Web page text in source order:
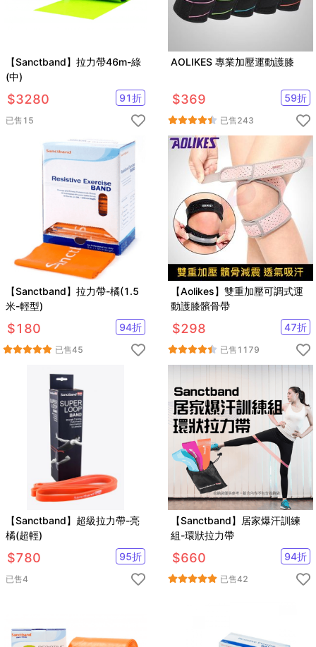
【Sanctband】拉力帶46m-綠
(中)
$3280 91折
已售 15
AOLIKES 專業加壓運動護膝
$369 59折
已售243
【Sanctband】拉力帶-橘(1.5
米-輕型)
$180 94折
已售45
【Aolikes】雙重加壓可調式運
動護膝髕骨帶
$298 47折
已售 1179
【Sanctband】超級拉力帶-亮
橘(超輕)
$780 95折
已售4
【Sanctband】居家爆汗訓練
組-環狀拉力帶
$660 94折
已售42